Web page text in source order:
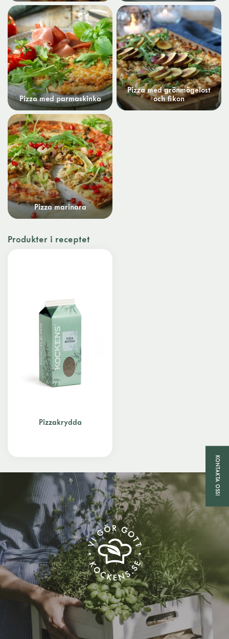
Pizza med parmaskinka
Pizza med grönmögelost
och fikon
Pizza marinara
Produkter i receptet
Pizzakrydda
KONTAKTA OSS!